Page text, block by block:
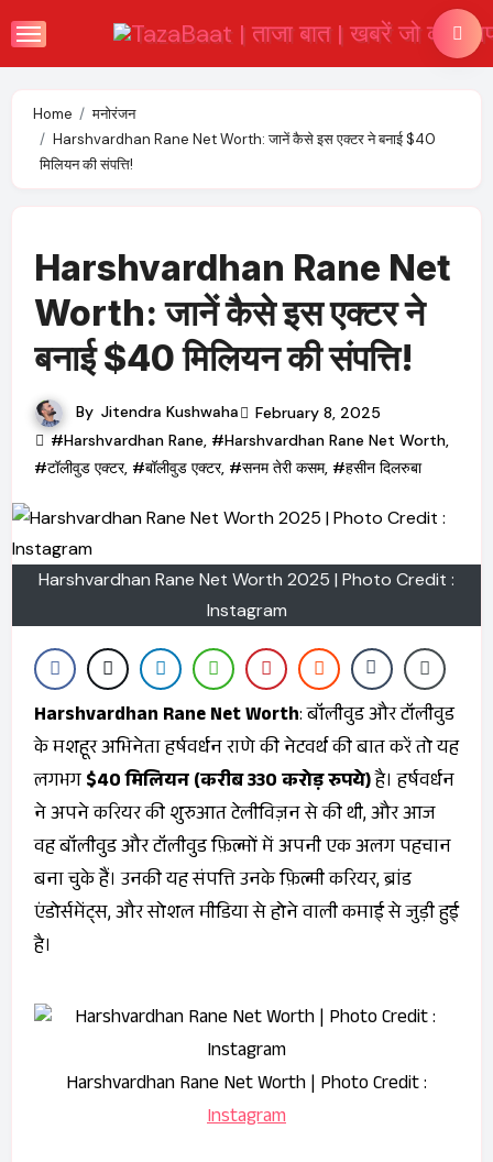
to
Home
मनोरंजन
Harshvardhan Rane Net Worth: जानें कैसे इस एक्टर ने बनाई $40
मिलियन की संपत्ति!
Harshvardhan Rane Net
Worth: जानें कैसे इस एक्टर ने
बनाई $40 मिलियन की संपत्ति!
By Jitendra Kushwaha
February 8, 2025
#Harshvardhan Rane, #Harshvardhan Rane Net Worth,
#टॉलीवुड एक्टर, #बॉलीवुड एक्टर, #सनम तेरी कसम, #हसीन दिलरुबा
Harshvardhan Rane Net Worth 2025 | Photo Credit :
Instagram
Harshvardhan Rane Net Worth: बॉलीवुड और टॉलीवुड
के मशहूर अभिनेता हर्षवर्धन राणे की नेटवर्थ की बात करें तो यह
लगभग$40 मिलियन (करीब 330 करोड़ रुपये)है। हर्षवर्धन
ने अपने करियर की शुरुआत टेलीविज़न से की थी, और आज
वह बॉलीवुड और टॉलीवुड फ़िल्मों में अपनी एक अलग पहचान
बना चुके हैं। उनकी यह संपत्ति उनके फ़िल्मी करियर, ब्रांड
एंडोर्समेंट्स, और सोशल मीडिया से होने वाली कमाई से जुड़ी हुई
है।
Harshvardhan Rane Net Worth | Photo Credit :
Instagram